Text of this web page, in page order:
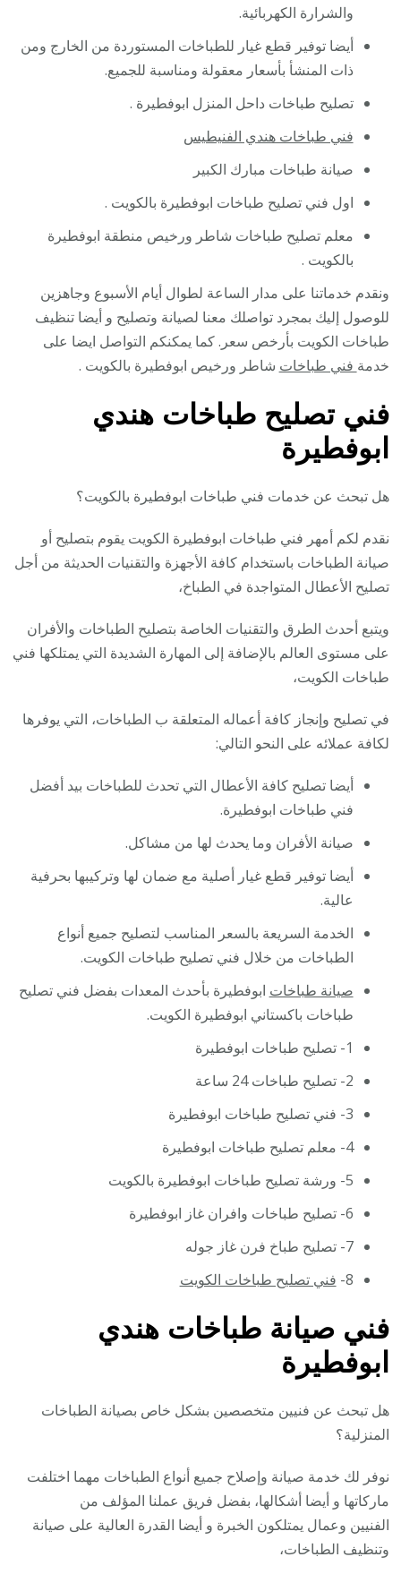
والشرارة الكهربائية.
أيضا توفير قطع غيار للطباخات المستوردة من الخارج ومن
ذات المنشأ بأسعار معقولة ومناسبة للجميع.
تصليح طباخات داحل المنزل ابوفطيرة .
فني طباخات هندي الفنيطيس
صيانة طباخات مبارك الكبير
اول فني تصليح طباخات ابوفطيرة بالكويت .
معلم تصليح طباخات شاطر ورخيص منطقة ابوفطيرة
بالكويت .
ونقدم خدماتنا على مدار الساعة لطوال أيام الأسبوع وجاهزين
للوصول إليك بمجرد تواصلك معنا لصيانة وتصليح و أيضا تنظيف
طباخات الكويت بأرخص سعر. كما يمكنكم التواصل ايضا على
خدمة فني طباخات شاطر ورخيص ابوفطيرة بالكويت .
فني تصليح طباخات هندي
ابوفطيرة
هل تبحث عن خدمات فني طباخات ابوفطيرة بالكويت؟
نقدم لكم أمهر فني طباخات ابوفطيرة الكويت يقوم بتصليح أو
صيانة الطباخات باستخدام كافة الأجهزة والتقنيات الحديثة من أجل
تصليح الأعطال المتواجدة في الطباخ،
ويتبع أحدث الطرق والتقنيات الخاصة بتصليح الطباخات والأفران
على مستوى العالم بالإضافة إلى المهارة الشديدة التي يمتلكها فني
طباخات الكويت،
في تصليح وإنجاز كافة أعماله المتعلقة ب الطباخات، التي يوفرها
لكافة عملائه على النحو التالي:
أيضا تصليح كافة الأعطال التي تحدث للطباخات بيد أفضل
فني طباخات ابوفطيرة.
صيانة الأفران وما يحدث لها من مشاكل.
أيضا توفير قطع غيار أصلية مع ضمان لها وتركيبها بحرفية
عالية.
الخدمة السريعة بالسعر المناسب لتصليح جميع أنواع
الطباخات من خلال فني تصليح طباخات الكويت.
صيانة طباخات ابوفطيرة بأحدث المعدات بفضل فني تصليح
طباخات باكستاني ابوفطيرة الكويت.
1- تصليح طباخات ابوفطيرة
2- تصليح طباخات 24 ساعة
3- فني تصليح طباخات ابوفطيرة
4- معلم تصليح طباخات ابوفطيرة
5- ورشة تصليح طباخات ابوفطيرة بالكويت
6- تصليح طباخات وافران غاز ابوفطيرة
7- تصليح طباخ فرن غاز جوله
8- فني تصليح طباخات الكويت
فني صيانة طباخات هندي
ابوفطيرة
هل تبحث عن فنيين متخصصين بشكل خاص بصيانة الطباخات
المنزلية؟
نوفر لك خدمة صيانة وإصلاح جميع أنواع الطباخات مهما اختلفت
ماركاتها و أيضا أشكالها، بفضل فريق عملنا المؤلف من
الفنيين وعمال يمتلكون الخبرة و أيضا القدرة العالية على صيانة
وتنظيف الطباخات،